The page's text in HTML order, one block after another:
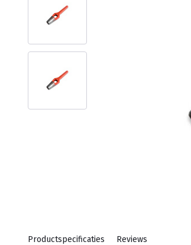
Productspecificaties Reviews